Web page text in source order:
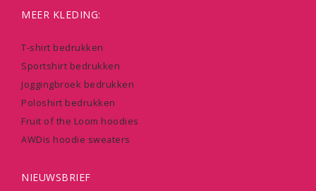
MEER KLEDING:
T-shirt bedrukken
Sportshirt bedrukken
Joggingbroek bedrukken
Poloshirt bedrukken
Fruit of the Loom hoodies
AWDis hoodie sweaters
NIEUWSBRIEF